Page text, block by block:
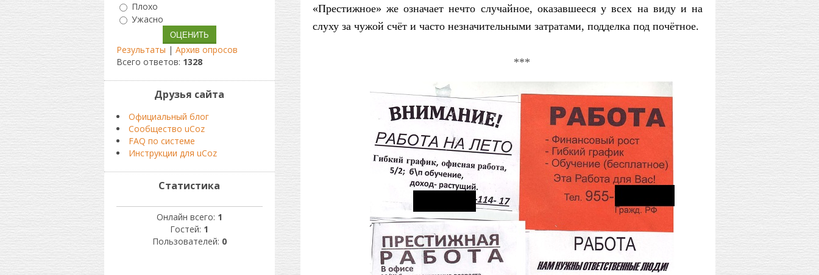
«Престижное» же означает нечто случайное, оказавшееся у всех на виду и на
слуху за чужой счёт и часто незначительными затратами, подделка под почётное.
***
Плохо
Ужасно
Результаты | Архив опросов
Всего ответов: 1328
Друзья сайта
Официальный блог
Сообщество uCoz
FAQ по системе
Инструкции для uCoz
Статистика
Онлайн всего: 1
Гостей: 1
Пользователей: 0